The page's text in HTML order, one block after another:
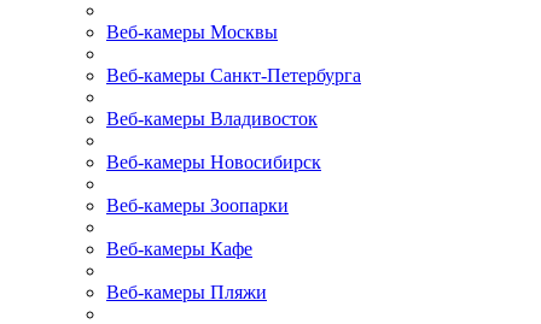
Веб-камеры Москвы
Веб-камеры Санкт-Петербурга
Веб-камеры Владивосток
Веб-камеры Новосибирск
Веб-камеры Зоопарки
Веб-камеры Кафе
Веб-камеры Пляжи